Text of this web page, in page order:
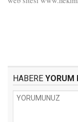
HABERE YORUM